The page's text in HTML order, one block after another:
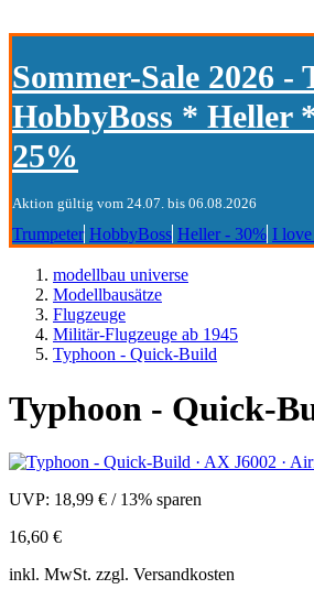
Sommer-Sale 2026 -
HobbyBoss * Heller
25%
Aktion gültig vom 24.07. bis 06.08.2026
Trumpeter HobbyBoss Heller - 30% I
modellbau universe
Modellbausätze
Flugzeuge
Militär-Flugzeuge ab 1945
Typhoon - Quick-Build
Typhoon - Quick-
UVP: 18,99 € / 13% sparen
16,60 €
inkl. MwSt. zzgl. Versandkosten